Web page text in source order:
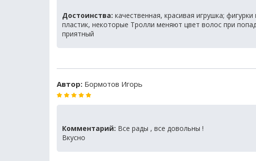
Достоинства: качественная, красивая игрушка;
пластик, некоторые Тролли меняют цвет волос при
приятный
Автор: Бормотов Игорь
Комментарий: Все рады , все довольны !
Вкусно